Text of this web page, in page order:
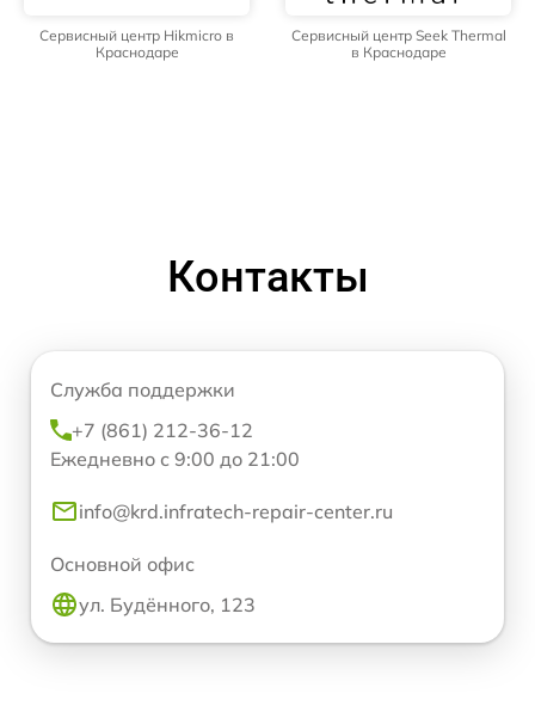
Сервисный центр Hikmicro в
Краснодаре
Сервисный центр Seek Thermal
в Краснодаре
Контакты
Служба поддержки
+7 (861) 212-36-12
Ежедневно с 9:00 до 21:00
info@krd.infratech-repair-center.ru
Основной офис
ул. Будённого, 123